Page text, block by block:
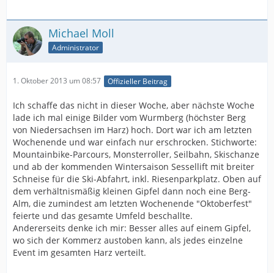
Michael Moll
Administrator
1. Oktober 2013 um 08:57 Offizieller Beitrag
Ich schaffe das nicht in dieser Woche, aber nächste Woche
lade ich mal einige Bilder vom Wurmberg (höchster Berg
von Niedersachsen im Harz) hoch. Dort war ich am letzten
Wochenende und war einfach nur erschrocken. Stichworte:
Mountainbike-Parcours, Monsterroller, Seilbahn, Skischanze
und ab der kommenden Wintersaison Sessellift mit breiter
Schneise für die Ski-Abfahrt, inkl. Riesenparkplatz. Oben auf
dem verhältnismäßig kleinen Gipfel dann noch eine Berg-
Alm, die zumindest am letzten Wochenende "Oktoberfest"
feierte und das gesamte Umfeld beschallte.
Andererseits denke ich mir: Besser alles auf einem Gipfel,
wo sich der Kommerz austoben kann, als jedes einzelne
Event im gesamten Harz verteilt.